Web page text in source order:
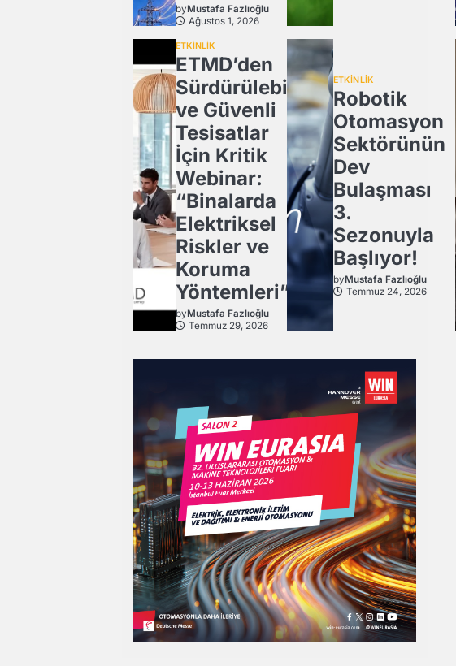
byMustafa Fazlıoğlu
Ağustos 1, 2026
ETKİNLİK
ETMD’den
Sürdürülebilir
ve Güvenli
Tesisatlar
İçin Kritik
Webinar:
“Binalarda
Elektriksel
Riskler ve
Koruma
Yöntemleri”
byMustafa Fazlıoğlu
Temmuz 29, 2026
ETKİNLİK
Robotik
Otomasyon
Sektörünün
Dev
Bulaşması
3.
Sezonuyla
Başlıyor!
byMustafa Fazlıoğlu
Temmuz 24, 2026